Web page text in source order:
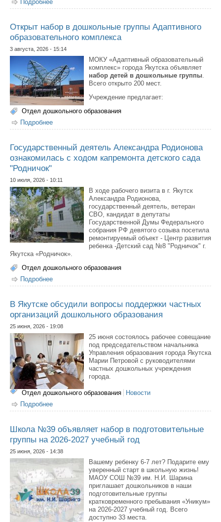
Подробнее
детском саду?
Открыт набор в дошкольные группы Адаптивного
образовательного комплекса
3 августа, 2026 - 15:14
МОКУ «Адаптивный образовательный
комплекс» города Якутска объявляет
набор детей в дошкольные группы.
Всего открыто 200 мест.
Учреждение предлагает:
Отдел дошкольного образования
Подробнее
образовательного комплекса
Государственный деятель Александра Родионова
ознакомилась с ходом капремонта детского сада
"Родничок"
10 июля, 2026 - 10:11
В ходе рабочего визита в г. Якутск
Александра Родионова,
государственный деятель, ветеран
СВО, кандидат в депутаты
Государственной Думы Федерального
собрания РФ девятого созыва посетила
ремонтируемый объект - Центр развития
ребенка -Детский сад №8 "Родничок" г.
Якутска «Родничок».
Отдел дошкольного образования
Подробнее
ознакомилась с ходом капремонта детского сада
В Якутске обсудили вопросы поддержки частных
организаций дошкольного образования
25 июня, 2026 - 19:08
25 июня состоялось рабочее совещание
под председательством начальника
Управления образования города Якутска
Марии Петровой с руководителями
частных дошкольных учреждения
города.
Отдел дошкольного образования
Новости
Подробнее
организаций дошкольного образования
Школа №39 объявляет набор в подготовительные
группы на 2026-2027 учебный год
25 июня, 2026 - 14:38
Вашему ребенку 6-7 лет? Подарите ему
уверенный старт в школьную жизнь!
МАОУ СОШ №39 им. Н.И. Шарина
приглашает дошкольников в наши
подготовительные группы
кратковременного пребывания «Уникум»
на 2026-2027 учебный год. Всего
доступно 33 места.